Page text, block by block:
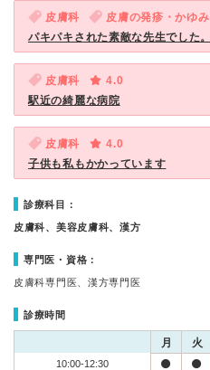
皮膚科 皮膚の発疹・かゆみ
パキパキされた素敵な先生でした。
皮膚科
4.0
駅近の綺麗な病院
皮膚科
4.0
子供も私もかかっています
診療科目：
皮膚科、美容皮膚科、漢方
専門医・資格：
皮膚科専門医、漢方専門医
診療時間
月 火
10:00-12:30